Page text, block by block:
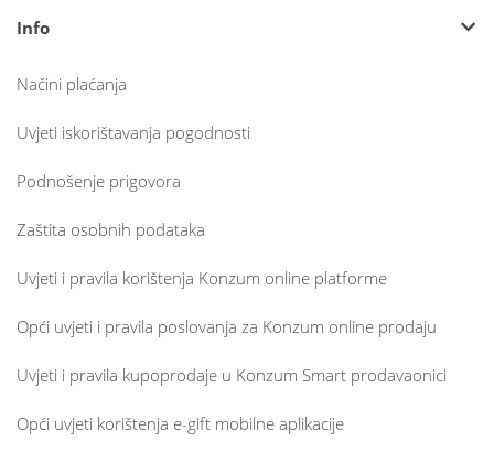
Info
Načini plaćanja
Uvjeti iskorištavanja pogodnosti
Podnošenje prigovora
Zaštita osobnih podataka
Uvjeti i pravila korištenja Konzum online platforme
Opći uvjeti i pravila poslovanja za Konzum online prodaju
Uvjeti i pravila kupoprodaje u Konzum Smart prodavaonici
Opći uvjeti korištenja e-gift mobilne aplikacije